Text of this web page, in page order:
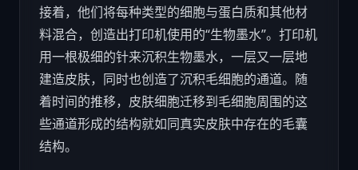
接着，他们将每种类型的细胞与蛋白质和其他材
料混合，创造出打印机使用的“生物墨水”。打印机
用一根极细的针来沉积生物墨水，一层又一层地
建造皮肤，同时也创造了沉积毛细胞的通道。随
着时间的推移，皮肤细胞迁移到毛细胞周围的这
些通道形成的结构就如同真实皮肤中存在的毛囊
结构。